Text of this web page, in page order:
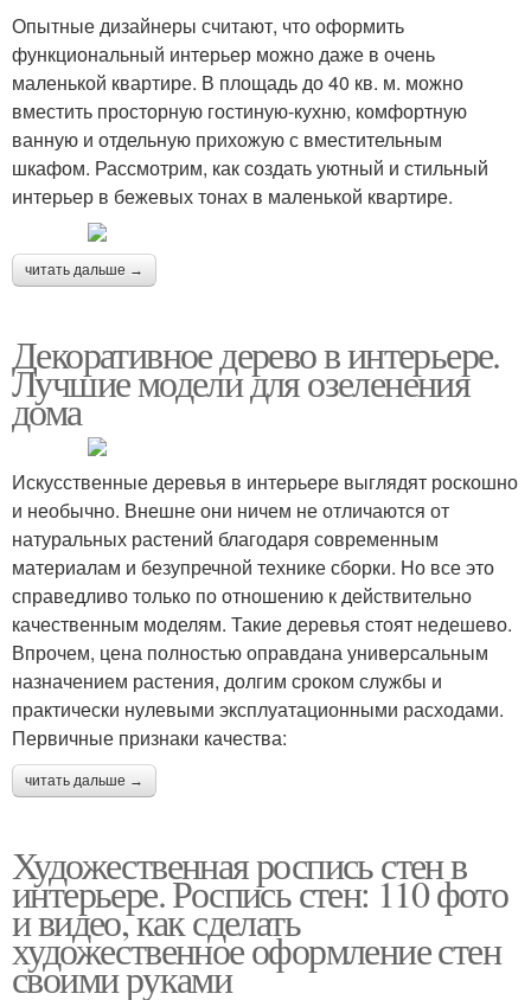
Опытные дизайнеры считают, что оформить
функциональный интерьер можно даже в очень
маленькой квартире. В площадь до 40 кв. м. можно
вместить просторную гостиную-кухню, комфортную
ванную и отдельную прихожую с вместительным
шкафом. Рассмотрим, как создать уютный и стильный
интерьер в бежевых тонах в маленькой квартире.
читать дальше →
Декоративное дерево в интерьере.
Лучшие модели для озеленения
дома
Искусственные деревья в интерьере выглядят роскошно
и необычно. Внешне они ничем не отличаются от
натуральных растений благодаря современным
материалам и безупречной технике сборки. Но все это
справедливо только по отношению к действительно
качественным моделям. Такие деревья стоят недешево.
Впрочем, цена полностью оправдана универсальным
назначением растения, долгим сроком службы и
практически нулевыми эксплуатационными расходами.
Первичные признаки качества:
читать дальше →
Художественная роспись стен в
интерьере. Роспись стен: 110 фото
и видео, как сделать
художественное оформление стен
своими руками